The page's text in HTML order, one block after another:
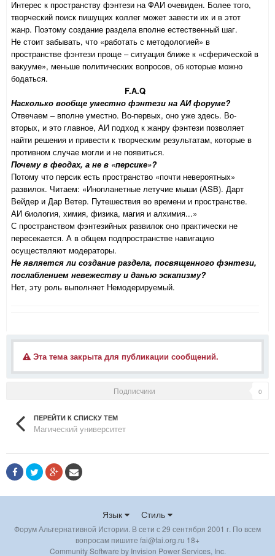
Интерес к пространству фэнтези на ФАИ очевиден. Более того,
творческий поиск пишущих коллег может завести их и в этот
жанр. Поэтому создание раздела вполне естественный шаг.
Не стоит забывать, что «работать с методологией» в
пространстве фэнтези проще – ситуация ближе к «сферической в
вакууме», меньше политических вопросов, об которые можно
бодаться.
F.А.Q
Насколько вообще уместно фэнтези на АИ форуме?
Отвечаем – вполне уместно. Во-первых, оно уже здесь. Во-
вторых, и это главное, АИ подход к жанру фэнтези позволяет
найти решения и привести к творческим результатам, которые в
противном случае могли и не появиться.
Почему в феодах, а не в «персике»?
Потому что персик есть пространство «почти невероятных»
развилок. Читаем: «Инопланетные летучие мыши (ASB). Дарт
Вейдер и Дар Ветер. Путешествия во времени и пространстве.
АИ биология, химия, физика, магия и алхимия...»
С пространством фэнтезийных развилок оно практически не
пересекается. А в общем подпространстве навигацию
осуществляют модераторы.
Не является ли создание раздела, посвященного фэнтези,
послаблением невежеству и данью эскапизму?
Нет, эту роль выполняет Немодерируемый.
Эта тема закрыта для публикации сообщений.
Подписчики 0
ПЕРЕЙТИ К СПИСКУ ТЕМ
Магический университет
Язык Стиль
Форум Альтернативной Истории. В сети с 29 сентября 2001 г. По всем
вопросам пишите fai@fai.org.ru 18+
Community Software by Invision Power Services, Inc.